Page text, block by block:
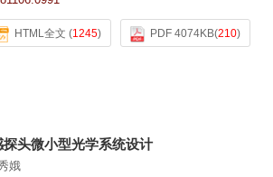
HTML全文 (1245) PDF 4074KB(210)
头微小型光学系统设计
娥